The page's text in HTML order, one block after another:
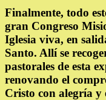
Finalmente, todo
gran Congreso
Iglesia viva, en
Santo. Allí se
pastorales de esta
renovando el
Cristo con alegría y